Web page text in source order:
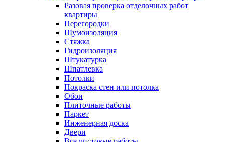
Разовая проверка отделочных работ
квартиры
Перегородки
Шумоизоляция
Стяжка
Гидроизоляция
Штукатурка
Шпатлевка
Потолки
Покраска стен или потолка
Обои
Плиточные работы
Паркет
Инженерная доска
Двери